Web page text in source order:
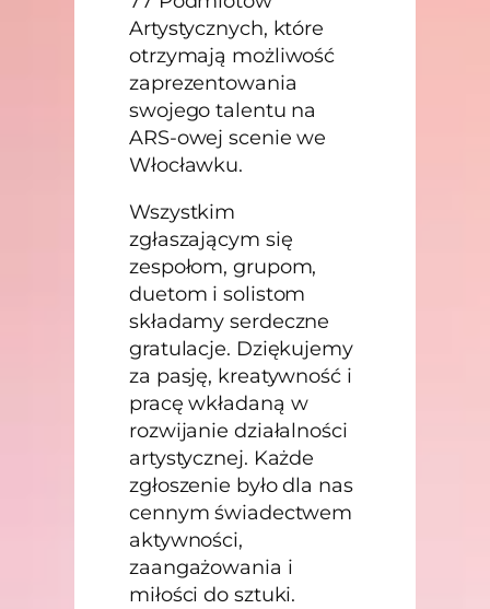
Artystycznych, które
otrzymają możliwość
zaprezentowania
swojego talentu na
ARS-owej scenie we
Włocławku.
Wszystkim
zgłaszającym się
zespołom, grupom,
duetom i solistom
składamy serdeczne
gratulacje. Dziękujemy
za pasję, kreatywność i
pracę wkładaną w
rozwijanie działalności
artystycznej. Każde
zgłoszenie było dla nas
cennym świadectwem
aktywności,
zaangażowania i
miłości do sztuki.